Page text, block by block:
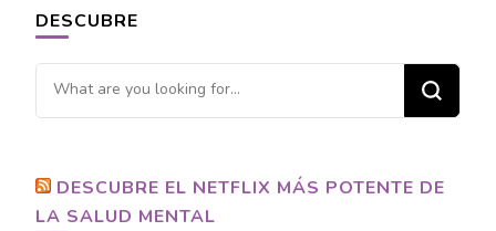
DESCUBRE
Looking
for
DESCUBRE EL NETFLIX MÁS POTENTE DE
LA SALUD MENTAL